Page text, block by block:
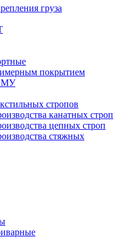
груза
покрытием
стропов
канатных строп
цепных строп
стяжных